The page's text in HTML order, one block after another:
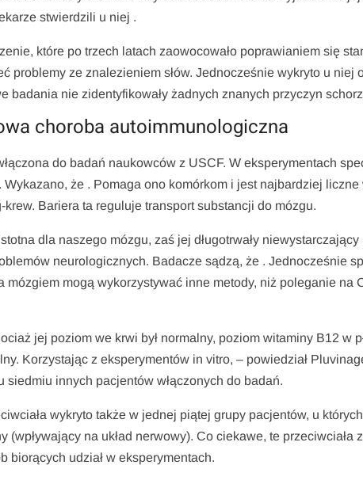
stwierdzili u niej .
które po trzech latach zaowocowało poprawianiem się
problemy ze znalezieniem słów. Jednocześnie wykryto u niej
badania nie zidentyfikowały żadnych znanych przyczyn
choroba autoimmunologiczna
do badań naukowców z USCF. W eksperymentach
Wykazano, że . Pomaga ono komórkom i jest najbardziej
krew. Bariera ta reguluje transport substancji do mózgu.
dla naszego mózgu, zaś jej długotrwały
neurologicznych. Badacze sądzą, że . Jednocześnie
mózgiem mogą wykorzystywać inne metody, niż poleganie na
jej poziom we krwi był normalny, poziom witaminy B12 w
Korzystając z eksperymentów in vitro, – powiedział
siedmiu innych pacjentów włączonych do badań.
wykryto także w jednej piątej grupy pacjentów, u
(wpływający na układ nerwowy). Co ciekawe, te przeciwciała
biorących udział w eksperymentach.